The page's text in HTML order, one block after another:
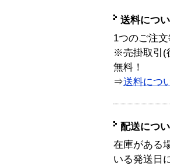
送料につ
1つのご注
※売掛取引(
無料！
⇒送料につ
配送につ
在庫がある
いる発送日